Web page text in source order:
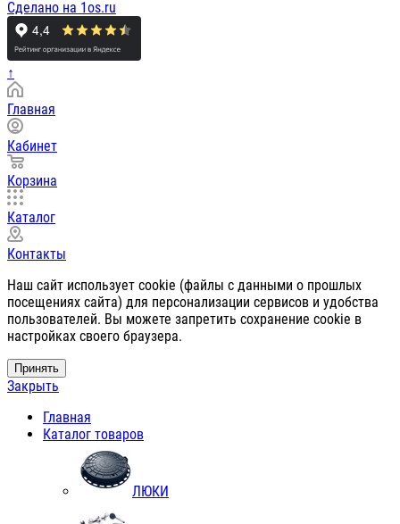
Сделано на 1os.ru
↑
Главная
Кабинет
Корзина
Каталог
Контакты
Наш сайт использует cookie (файлы с данными о прошлых
посещениях сайта) для персонализации сервисов и удобства
пользователей. Вы можете запретить сохранение cookie в
настройках своего браузера.
Принять
Закрыть
Главная
Каталог товаров
ЛЮКИ